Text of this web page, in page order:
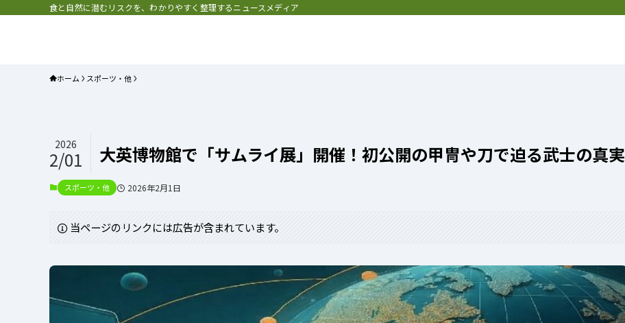
食と自然に潜むリスクを、わかりやすく整理するニュースメディア
ホーム スポーツ・他
大英博物館で「サムライ展」開催！初公開の甲冑や刀で迫る武士の真実
2026
2/01
スポーツ・他 2026年2月1日
当ページのリンクには広告が含まれています。